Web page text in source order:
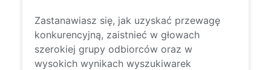
Zastanawiasz się, jak uzyskać przewagę
konkurencyjną, zaistnieć w głowach
szerokiej grupy odbiorców oraz w
wysokich wynikach wyszukiwarek